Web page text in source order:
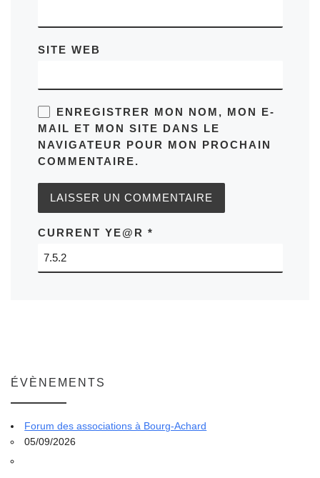
SITE WEB
ENREGISTRER MON NOM, MON E-
MAIL ET MON SITE DANS LE
NAVIGATEUR POUR MON PROCHAIN
COMMENTAIRE.
CURRENT YE@R *
ÉVÈNEMENTS
Forum des associations à Bourg-Achard
05/09/2026